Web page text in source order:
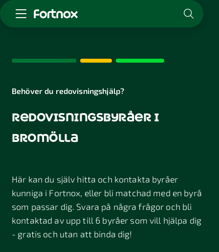
Skaffa Fortnox
Kunskap & inspiration
Logga in
Kontakt
Behöver du redovisningshjälp?
redovisningsbyråer i
bromölla
Här kan du själv hitta och kontakta byråer
kunniga i Fortnox, eller bli matchad med en byrå
som passar dig. Svara på några frågor och bli
kontaktad av upp till 6 byråer som vill hjälpa dig
- gratis och utan att binda dig!